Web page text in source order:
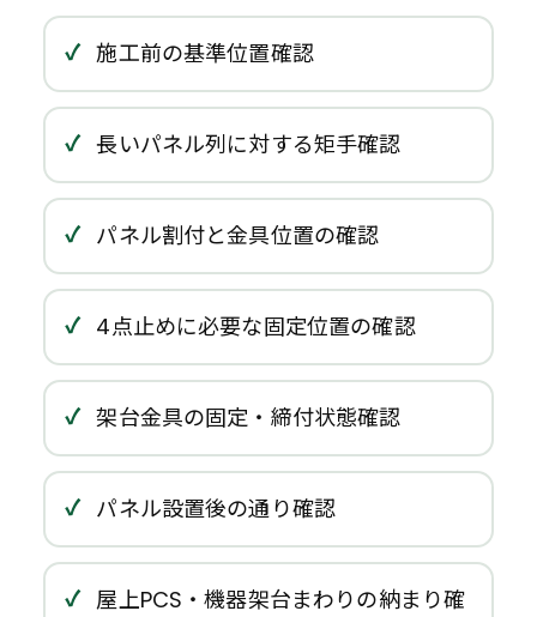
施工前の基準位置確認
長いパネル列に対する矩手確認
パネル割付と金具位置の確認
4点止めに必要な固定位置の確認
架台金具の固定・締付状態確認
パネル設置後の通り確認
屋上PCS・機器架台まわりの納まり確